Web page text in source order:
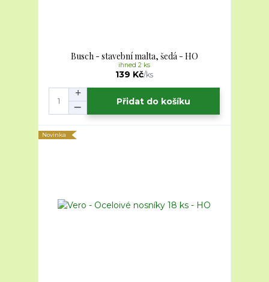
Busch - stavební malta, šedá - HO
139 Kč/ks
ihned 2 ks
Přidat do košíku
Novinka